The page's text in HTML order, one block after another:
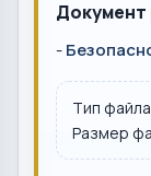
Документ
-
Тип
Размер